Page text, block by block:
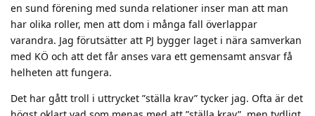
en sund förening med sunda relationer inser man att man
har olika roller, men att dom i många fall överlappar
varandra. Jag förutsätter att PJ bygger laget i nära samverkan
med KÖ och att det får anses vara ett gemensamt ansvar få
helheten att fungera.
Det har gått troll i uttrycket ”ställa krav” tycker jag. Ofta är det